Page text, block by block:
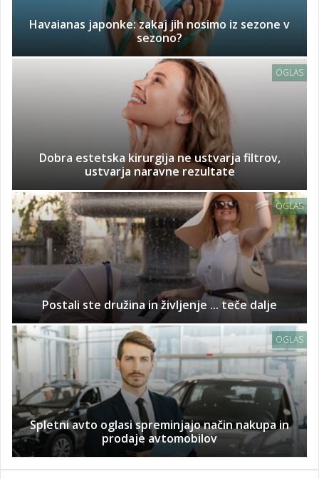
Havaianas japonke: zakaj jih nosimo iz sezone v
sezono?
OGLAS
Dobra estetska kirurgija ne ustvarja filtrov,
ustvarja naravne rezultate
OGLAS
Postali ste družina in življenje ... teče dalje
OGLAS
Spletni avto oglasi spreminjajo način nakupa in
prodaje avtomobilov